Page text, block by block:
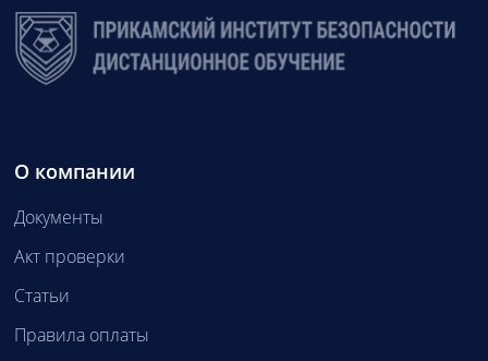
О компании
Документы
Акт проверки
Статьи
Правила оплаты